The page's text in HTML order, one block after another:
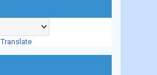
Translate